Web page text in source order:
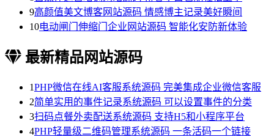
9高颜值美文博客网站源码 情感博主记录美好瞬间
10电动闸门伸缩门企业网站源码 智能化安防新体验
最新精品网站源码
1PHP微信在线AI客服系统源码 完美集成企业微信客服
2简单实用的事件记录系统源码 可以设置事件的分类
3扫码点餐外卖配送系统源码 支持H5和小程序平台
4PHP轻量级二维码管理系统源码 一条活码一个链接